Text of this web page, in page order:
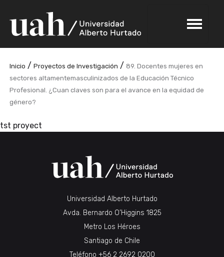
Inicio /Proyectos de Investigación / 89. Docentes mujeres en
sectores altamentemasculinizados de la Educación Técnico
Profesional. ¿Cuan claves son para el avance en la equidad de
género?
tst proyect
Universidad Alberto Hurtado
Avda. Bernardo O’Higgins 1825
Metro Los Héroes
Santiago de Chile
Teléfono +56 2 2692 0200